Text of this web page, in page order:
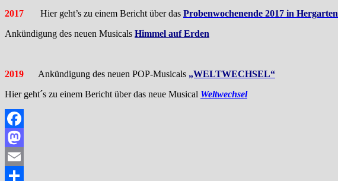
2017
Hier geht’s zu einem Bericht über das Probenwochenende 2017 in Hergarten
Ankündigung des neuen Musicals Himmel auf Erden
2019
Ankündigung des neuen POP-Musicals „WELTWECHSEL“
Hier geht´s zu einem Bericht über das neue Musical Weltwechsel
Facebook
Mastodon
Email